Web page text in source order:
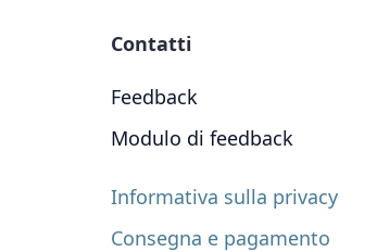
Contatti
Feedback
Modulo di feedback
Informativa sulla privacy
Consegna e pagamento